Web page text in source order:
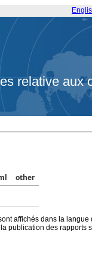
relative aux
other
affichés dans la langue
publication des rapports